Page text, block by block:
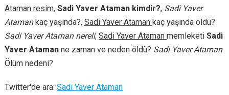
Ataman resim, Sadi Yaver Ataman kimdir?, Sadi Yaver
Atamankaç yaşında?, Sadi Yaver Ataman kaç yaşında öldü?
Sadi Yaver Ataman nereli, Sadi Yaver Ataman memleketi Sadi
Yaver Atamanne zaman ve neden öldü? Sadi Yaver Ataman
Ölüm nedeni?
Twitter'de ara: Sadi Yaver Ataman